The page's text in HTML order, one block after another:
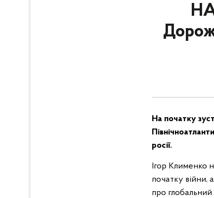
На початку
росії.
Ігор Клименко
початку війни,
про